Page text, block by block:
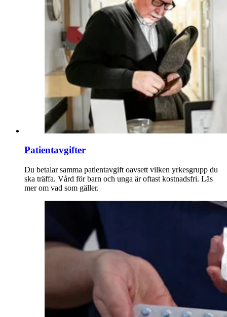
Patientavgifter
Du betalar samma patientavgift oavsett vilken yrkesgrupp du
ska träffa. Vård för barn och unga är oftast kostnadsfri. Läs
mer om vad som gäller.